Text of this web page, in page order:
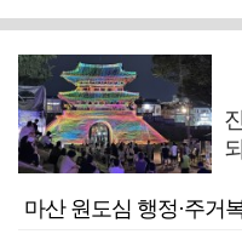
마산 원도심 행정·주거